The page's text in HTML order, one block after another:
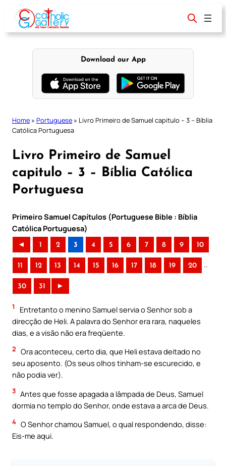
content
Download our App
Home » Portuguese » Livro Primeiro de Samuel capitulo – 3 – Bíblia
Católica Portuguesa
Livro Primeiro de Samuel
capitulo – 3 – Bíblia Católica
Portuguesa
Primeiro Samuel Capítulos (Portuguese Bible : Bíblia
Católica Portuguesa)
◄ 1 2 3 4 5 6 7 8 9 10
11 12 13 14 15 16 17 18 19 20 ..
30 31 ►
1
Entretanto o menino Samuel servia o Senhor sob a
direcção de Heli. A palavra do Senhor era rara, naqueles
dias, e a visão não era freqüente.
2 Ora aconteceu, certo dia, que Heli estava deitado no
seu aposento. (Os seus olhos tinham-se escurecido, e
não podia ver).
3 Antes que fosse apagada a lâmpada de Deus, Samuel
dormia no templo do Senhor, onde estava a arca de Deus.
4 O Senhor chamou Samuel, o qual respondendo, disse:
Eis-me aqui.